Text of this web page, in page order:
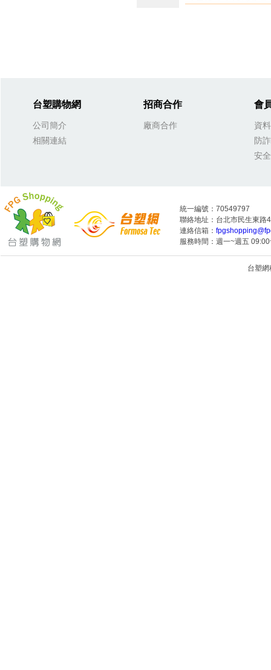
台塑購物網
公司簡介
相關連結
招商合作
廠商合作
會
資
防
安
統一編號：70549797
聯絡地址：台北市民生東路
連絡信箱：
服務時間：週一~週五
台塑